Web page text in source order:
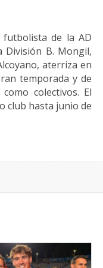
de la AD
División B. Mongil,
aterriza en
temporada y de
colectivos. El
club hasta junio de